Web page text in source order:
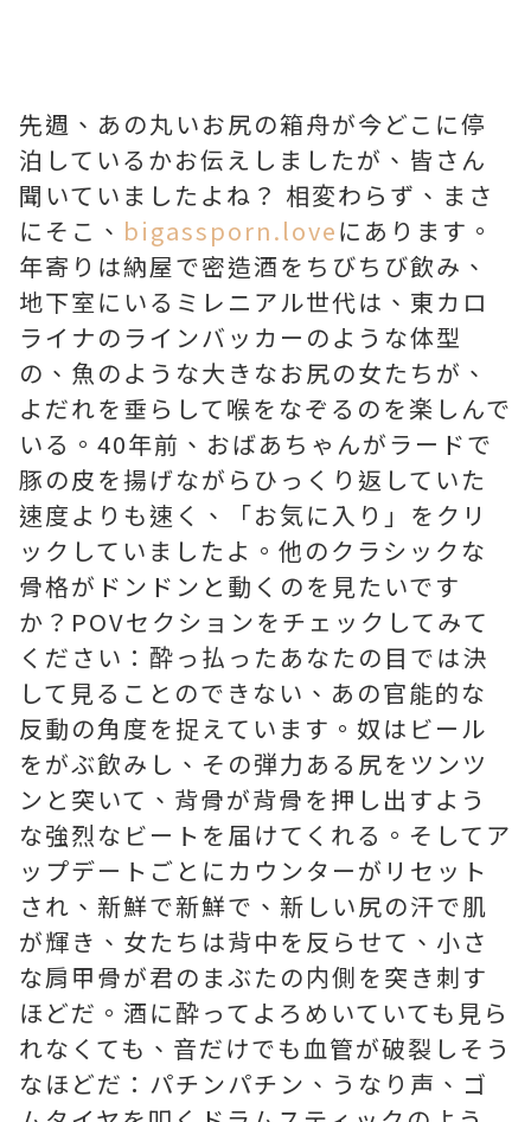
先週、あの丸いお尻の箱舟が今どこに停
泊しているかお伝えしましたが、皆さん
聞いていましたよね？ 相変わらず、まさ
にそこ、 bigassporn.loveにあります。
年寄りは納屋で密造酒をちびちび飲み、
地下室にいるミレニアル世代は、東カロ
ライナのラインバッカーのような体型
の、魚のような大きなお尻の女たちが、
よだれを垂らして喉をなぞるのを楽しんで
いる。40年前、おばあちゃんがラードで
豚の皮を揚げながらひっくり返していた
速度よりも速く、「お気に入り」をクリ
ックしていましたよ。他のクラシックな
骨格がドンドンと動くのを見たいです
か？POVセクションをチェックしてみて
ください：酔っ払ったあなたの目では決
して見ることのできない、あの官能的な
反動の角度を捉えています。奴はビール
をがぶ飲みし、その弾力ある尻をツンツ
ンと突いて、背骨が背骨を押し出すよう
な強烈なビートを届けてくれる。そしてア
ップデートごとにカウンターがリセット
され、新鮮で新鮮で、新しい尻の汗で肌
が輝き、女たちは背中を反らせて、小さ
な肩甲骨が君のまぶたの内側を突き刺す
ほどだ。酒に酔ってよろめいていても見ら
れなくても、音だけでも血管が破裂しそう
なほどだ：パチンパチン、うなり声、ゴ